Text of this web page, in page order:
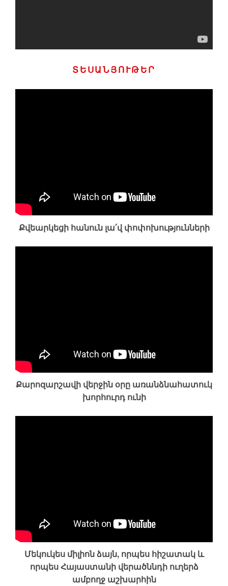
ՏԵՍԱՆՅՈՒԹԵՐ
Քվեարկեցի հանուն լա՛վ փոփոխությունների
Քարոզարշավի վերջին օրը առանձնահատուկ
խորհուրդ ունի
Մեկուկես միլիոն ձայն, որպես հիշատակ և
որպես Հայաստանի վերածննդի ուղերձ
ամբողջ աշխարհին